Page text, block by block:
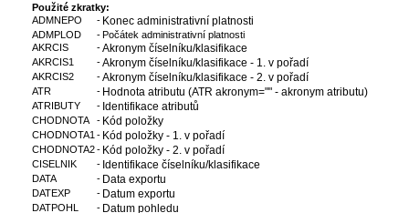
Použité zkratky:
ADMNEPO
- Konec administrativní platnosti
ADMPLOD - Počátek administrativní platnosti
AKRCIS
- Akronym číselníku/klasifikace
AKRCIS1 - Akronym číselníku/klasifikace - 1. v pořadí
AKRCIS2 - Akronym číselníku/klasifikace - 2. v pořadí
ATR - Hodnota atributu (ATR akronym="" - akronym atributu)
ATRIBUTY - Identifikace atributů
CHODNOTA - Kód položky
CHODNOTA1 - Kód položky - 1. v pořadí
CHODNOTA2 - Kód položky - 2. v pořadí
CISELNIK - Identifikace číselníku/klasifikace
DATA - Data exportu
DATEXP - Datum exportu
DATPOHL - Datum pohledu